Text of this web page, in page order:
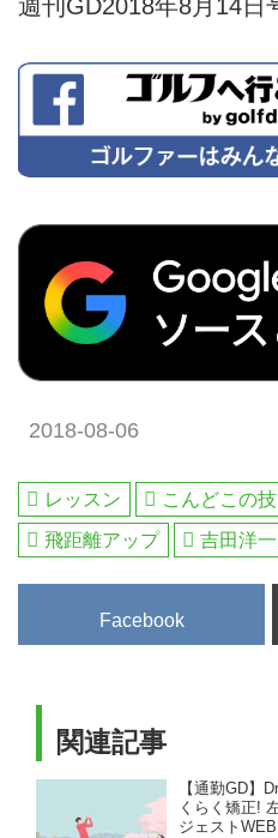
週刊GD2018年8月14日
2018-08-06
レッスン こんどこの技
飛距離アップ
吉田洋
Facebook
関連記事
【通勤GD】
くらく矯正!
ジェストWEB